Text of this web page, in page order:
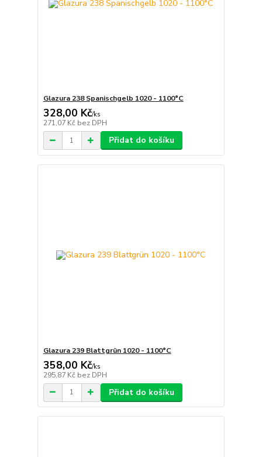
Glazura 238 Spanischgelb 1020 - 1100°C
328,00 Kč/ks
271,07 Kč bez DPH
Přidat do košíku
Glazura 239 Blattgrün 1020 - 1100°C
358,00 Kč/ks
295,87 Kč bez DPH
Přidat do košíku